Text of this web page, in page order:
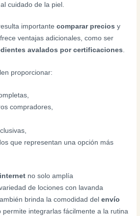
cuidado de la piel.
importantecomparar precios y
ventajas adicionales, como ser
avalados por certificaciones.
proporcionar:
compradores,
que representan una opción más
no solo amplía
de lociones con lavanda
brinda la comodidad delenvío
permite integrarlas fácilmente a la rutina